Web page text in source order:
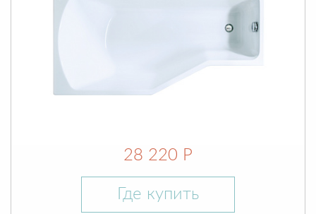
28 220 Р
Где купить